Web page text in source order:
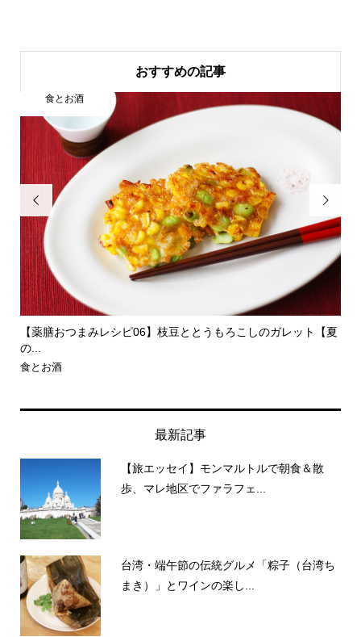
おすすめの記事

【旅エッセイ】台北・一年のさいごに客家料理ディナー
旅とエッセイ
旅とエッセイ

歩、マレ地区でファラフェ...
まき）」とワインの楽し...